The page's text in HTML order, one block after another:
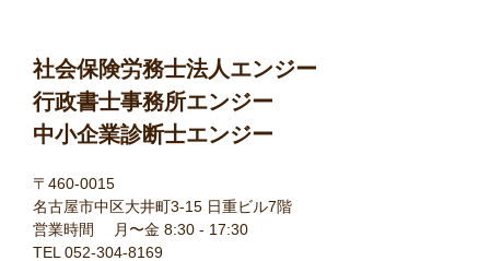
社会保険労務士法人エンジー
行政書士事務所エンジー
中小企業診断士エンジー
〒460-0015
名古屋市中区大井町3-15 日重ビル7階
営業時間 月〜金 8:30 - 17:30
TEL 052-304-8169